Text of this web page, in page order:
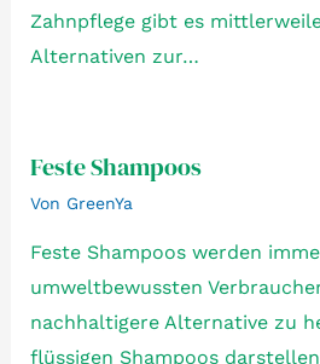
Zahnpflege gibt es
Alternativen zur…
Feste Shampoos
Von GreenYa
Feste Shampoos werden
umweltbewussten
nachhaltigere Alternative zu
flüssigen Shampoos